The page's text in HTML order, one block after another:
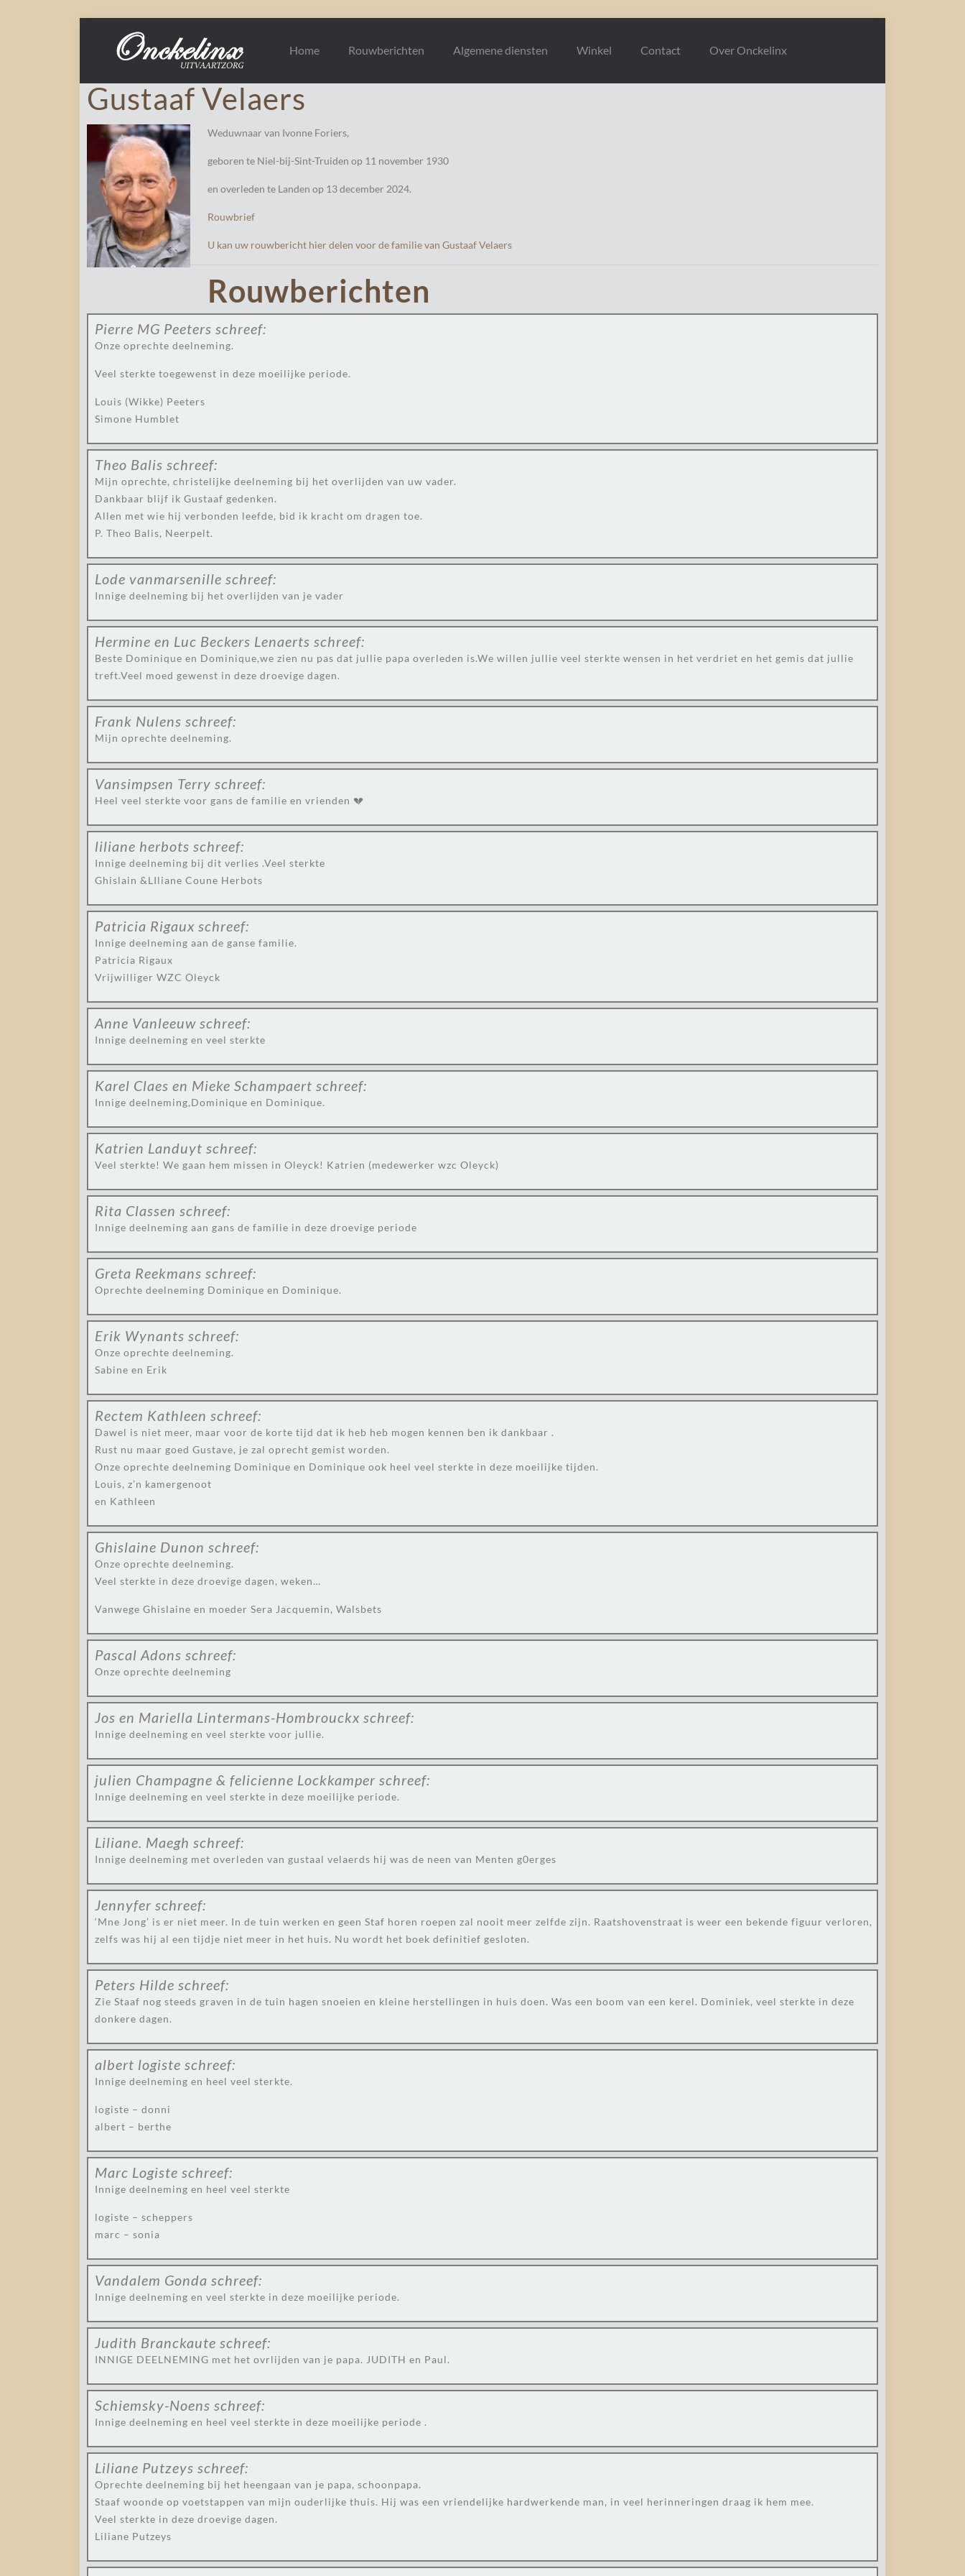
Home Rouwberichten Algemene diensten Winkel Contact Over Onckelinx
Gustaaf Velaers
Weduwnaar van Ivonne Foriers,
geboren te Niel-bij-Sint-Truiden op 11 november 1930
en overleden te Landen op 13 december 2024.
Rouwbrief
U kan uw rouwbericht hier delen voor de familie van Gustaaf Velaers
Rouwberichten
Pierre MG Peeters schreef:
Onze oprechte deelneming.
Veel sterkte toegewenst in deze moeilijke periode.
Louis (Wikke) Peeters
Simone Humblet
Theo Balis schreef:
Mijn oprechte, christelijke deelneming bij het overlijden van uw vader.
Dankbaar blijf ik Gustaaf gedenken.
Allen met wie hij verbonden leefde, bid ik kracht om dragen toe.
P. Theo Balis, Neerpelt.
Lode vanmarsenille schreef:
Innige deelneming bij het overlijden van je vader
Hermine en Luc Beckers Lenaerts schreef:
Beste Dominique en Dominique,we zien nu pas dat jullie papa overleden is.We willen jullie veel sterkte wensen in het verdriet en het gemis dat jullie
treft.Veel moed gewenst in deze droevige dagen.
Frank Nulens schreef:
Mijn oprechte deelneming.
Vansimpsen Terry schreef:
Heel veel sterkte voor gans de familie en vrienden 💔
liliane herbots schreef:
Innige deelneming bij dit verlies .Veel sterkte
Ghislain &LIliane Coune Herbots
Patricia Rigaux schreef:
Innige deelneming aan de ganse familie.
Patricia Rigaux
Vrijwilliger WZC Oleyck
Anne Vanleeuw schreef:
Innige deelneming en veel sterkte
Karel Claes en Mieke Schampaert schreef:
Innige deelneming,Dominique en Dominique.
Katrien Landuyt schreef:
Veel sterkte! We gaan hem missen in Oleyck! Katrien (medewerker wzc Oleyck)
Rita Classen schreef:
Innige deelneming aan gans de familie in deze droevige periode
Greta Reekmans schreef:
Oprechte deelneming Dominique en Dominique.
Erik Wynants schreef:
Onze oprechte deelneming.
Sabine en Erik
Rectem Kathleen schreef:
Dawel is niet meer, maar voor de korte tijd dat ik heb heb mogen kennen ben ik dankbaar .
Rust nu maar goed Gustave, je zal oprecht gemist worden.
Onze oprechte deelneming Dominique en Dominique ook heel veel sterkte in deze moeilijke tijden.
Louis, z’n kamergenoot
en Kathleen
Ghislaine Dunon schreef:
Onze oprechte deelneming.
Veel sterkte in deze droevige dagen, weken…
Vanwege Ghislaine en moeder Sera Jacquemin, Walsbets
Pascal Adons schreef:
Onze oprechte deelneming
Jos en Mariella Lintermans-Hombrouckx schreef:
Innige deelneming en veel sterkte voor jullie.
julien Champagne & felicienne Lockkamper schreef:
Innige deelneming en veel sterkte in deze moeilijke periode.
Liliane. Maegh schreef:
Innige deelneming met overleden van gustaal velaerds hij was de neen van Menten g0erges
Jennyfer schreef:
‘Mne Jong’ is er niet meer. In de tuin werken en geen Staf horen roepen zal nooit meer zelfde zijn. Raatshovenstraat is weer een bekende figuur verloren,
zelfs was hij al een tijdje niet meer in het huis. Nu wordt het boek definitief gesloten.
Peters Hilde schreef:
Zie Staaf nog steeds graven in de tuin hagen snoeien en kleine herstellingen in huis doen. Was een boom van een kerel. Dominiek, veel sterkte in deze
donkere dagen.
albert logiste schreef:
Innige deelneming en heel veel sterkte.
logiste – donni
albert – berthe
Marc Logiste schreef:
Innige deelneming en heel veel sterkte
logiste – scheppers
marc – sonia
Vandalem Gonda schreef:
Innige deelneming en veel sterkte in deze moeilijke periode.
Judith Branckaute schreef:
INNIGE DEELNEMING met het ovrlijden van je papa. JUDITH en Paul.
Schiemsky-Noens schreef:
Innige deelneming en heel veel sterkte in deze moeilijke periode .
Liliane Putzeys schreef:
Oprechte deelneming bij het heengaan van je papa, schoonpapa.
Staaf woonde op voetstappen van mijn ouderlijke thuis. Hij was een vriendelijke hardwerkende man, in veel herinneringen draag ik hem mee.
Veel sterkte in deze droevige dagen.
Liliane Putzeys